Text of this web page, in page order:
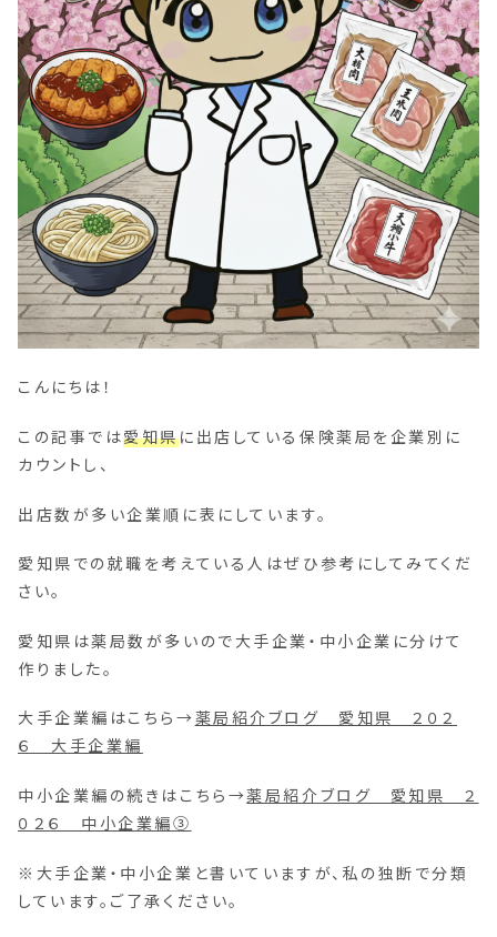
こんにちは！
この記事では愛知県に出店している保険薬局を企業別に
カウントし、
出店数が多い企業順に表にしています。
愛知県での就職を考えている人はぜひ参考にしてみてくだ
さい。
愛知県は薬局数が多いので大手企業・中小企業に分けて
作りました。
大手企業編はこちら→薬局紹介ブログ 愛知県 ２０２
６ 大手企業編
中小企業編の続きはこちら→薬局紹介ブログ 愛知県 ２
０２６ 中小企業編③
※大手企業・中小企業と書いていますが、私の独断で分類
しています。ご了承ください。